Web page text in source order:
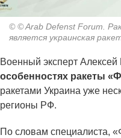
© © Arab Defenst Forum.
является украинская
Военный эксперт Алексей
особенностях ракеты
ракетами Украина уже
регионы РФ.
По словам специалиста,